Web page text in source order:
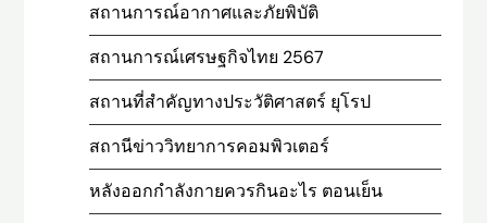
สถานการณ์อากาศและภัยพิบัติ
สถานการณ์เศรษฐกิจไทย 2567
สถานที่สําคัญทางประวัติศาสตร์ ยุโรป
สถานีข่าววิทยาการคอมพิวเตอร์
หลังออกกําลังกายควรกินอะไร ตอนเย็น